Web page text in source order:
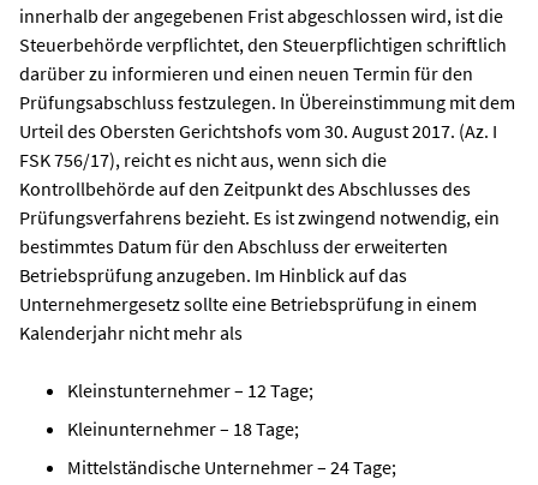
innerhalb der angegebenen Frist abgeschlossen wird, ist die
Steuerbehörde verpflichtet, den Steuerpflichtigen schriftlich
darüber zu informieren und einen neuen Termin für den
Prüfungsabschluss festzulegen. In Übereinstimmung mit dem
Urteil des Obersten Gerichtshofs vom 30. August 2017. (Az. I
FSK 756/17), reicht es nicht aus, wenn sich die
Kontrollbehörde auf den Zeitpunkt des Abschlusses des
Prüfungsverfahrens bezieht. Es ist zwingend notwendig, ein
bestimmtes Datum für den Abschluss der erweiterten
Betriebsprüfung anzugeben. Im Hinblick auf das
Unternehmergesetz sollte eine Betriebsprüfung in einem
Kalenderjahr nicht mehr als
Kleinstunternehmer – 12 Tage;
Kleinunternehmer – 18 Tage;
Mittelständische Unternehmer – 24 Tage;